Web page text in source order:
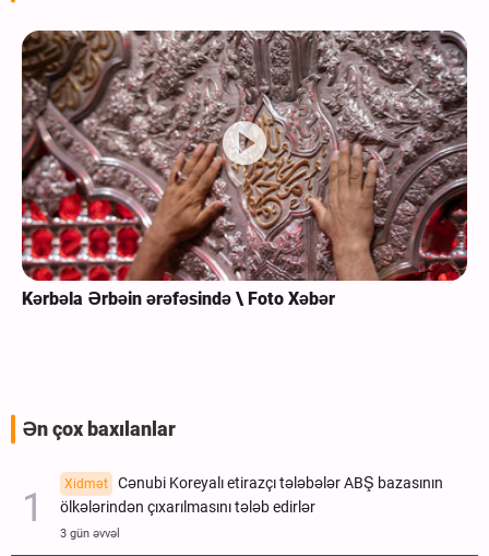
Kərbəla Ərbəin ərəfəsində \ Foto Xəbər
Ən çox baxılanlar
Xidmət
Cənubi Koreyalı etirazçı tələbələr ABŞ bazasının
ölkələrindən çıxarılmasını tələb edirlər
3 gün əvvəl